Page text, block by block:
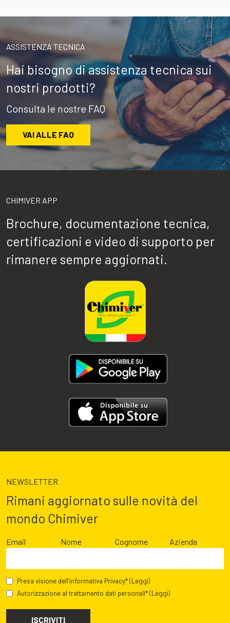
ASSISTENZA TECNICA
Hai bisogno di assistenza tecnica sui
nostri prodotti?
Consulta le nostre FAQ
VAI ALLE FAQ
CHIMIVER APP
Brochure, documentazione tecnica,
certificazioni e video di supporto per
rimanere sempre aggiornati.
NEWSLETTER
Rimani aggiornato sulle novità del
mondo Chimiver
Email Nome Cognome Azienda
Presa visione dell’informativa Privacy*(Leggi)
Autorizzazione al trattamento dati personali*(Leggi)